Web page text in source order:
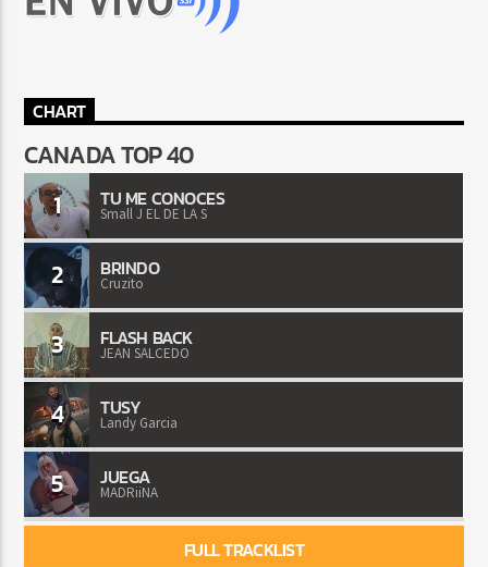
CHART
CANADA TOP 40
1 TU ME CONOCES
Small J EL DE LA S
2 BRINDO
Cruzito
3 FLASH BACK
JEAN SALCEDO
4 TUSY
Landy Garcia
5 JUEGA
MADRiiNA
FULL TRACKLIST